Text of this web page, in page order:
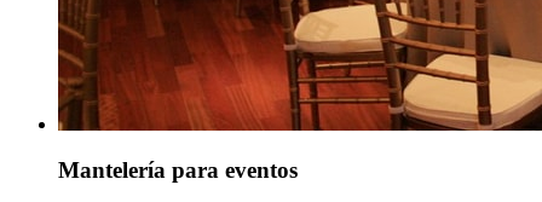
Mantelería para eventos